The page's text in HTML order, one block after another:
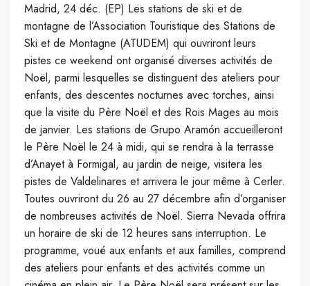
Madrid, 24 déc. (EP) Les stations de ski et de
montagne de l’Association Touristique des Stations de
Ski et de Montagne (ATUDEM) qui ouvriront leurs
pistes ce weekend ont organisé diverses activités de
Noël, parmi lesquelles se distinguent des ateliers pour
enfants, des descentes nocturnes avec torches, ainsi
que la visite du Père Noël et des Rois Mages au mois
de janvier. Les stations de Grupo Aramón accueilleront
le Père Noël le 24 à midi, qui se rendra à la terrasse
d’Anayet à Formigal, au jardin de neige, visitera les
pistes de Valdelinares et arrivera le jour même à Cerler.
Toutes ouvriront du 26 au 27 décembre afin d’organiser
de nombreuses activités de Noël. Sierra Nevada offrira
un horaire de ski de 12 heures sans interruption. Le
programme, voué aux enfants et aux familles, comprend
des ateliers pour enfants et des activités comme un